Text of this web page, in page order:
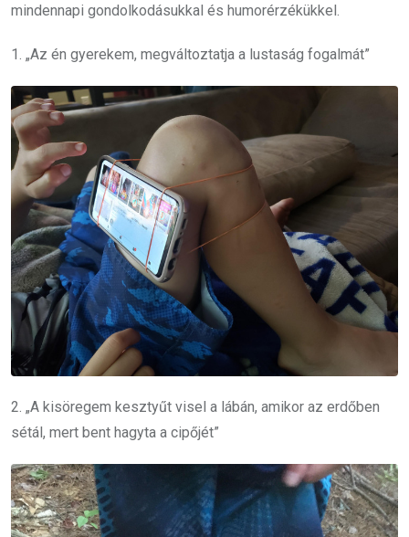
mindennapi gondolkodásukkal és humorérzékükkel.
1. „Az én gyerekem, megváltoztatja a lustaság fogalmát”
2. „A kisöregem kesztyűt visel a lábán, amikor az erdőben
sétál, mert bent hagyta a cipőjét”